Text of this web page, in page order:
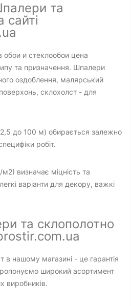
та
сайті
обои и стеклообои цена
та призначення. Шпалери
оздоблення, малярський
склохолст - для
до 100 м) обирається залежно
робіт.
визначає міцність та
варіанти для декору, важкі
та склополотно
в нашому магазині - це гарантія
широкий асортимент
виробників.